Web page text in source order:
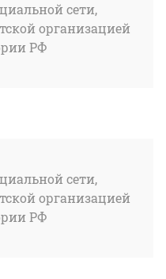
сети,
организацией
РФ
сети,
организацией
РФ